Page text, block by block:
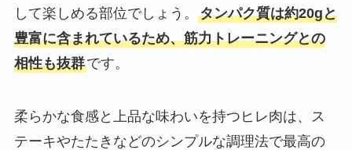
して楽しめる部位でしょう。 タンパク質は約20gと
豊富に含まれているため、筋力トレーニングとの
相性も抜群です。
柔らかな食感と上品な味わいを持つヒレ肉は、ス
テーキやたたきなどのシンプルな調理法で最高の